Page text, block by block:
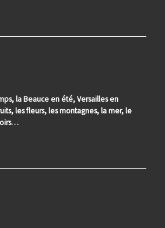
la Beauce en été, Versailles en
les fleurs, les montagnes, la mer, le